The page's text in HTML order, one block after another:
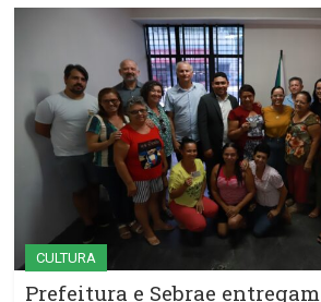
CULTURA
Prefeitura e Sebrae